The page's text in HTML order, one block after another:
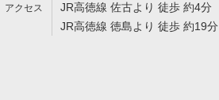
JR高徳線 佐古より 徒歩 約4分
JR高徳線 徳島より 徒歩 約19分